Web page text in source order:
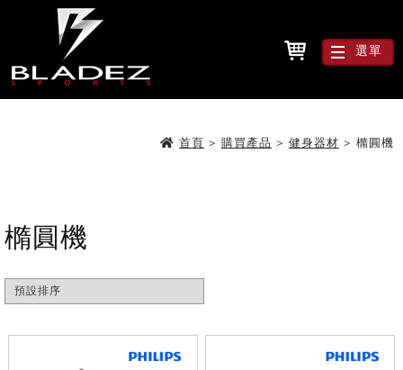
選單
首頁 > 購買產品 > 健身器材 > 橢圓機
橢圓機